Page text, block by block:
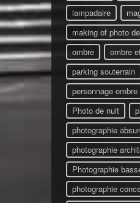
lampadaire
making of photo
ombre
ombre
parking souterrain
personnage ombre
Photo de nuit
photographie
photographie
Photographie
photographie